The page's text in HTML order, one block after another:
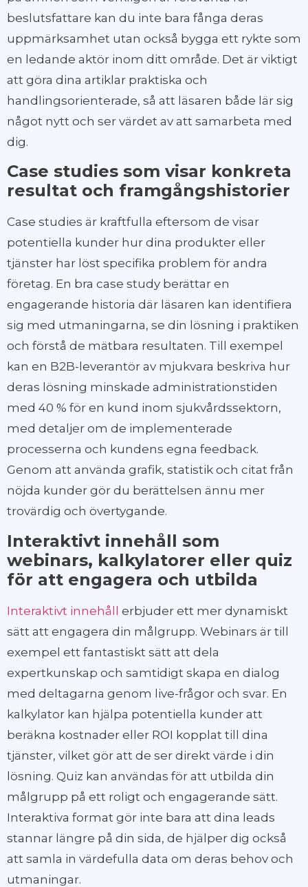
beslutsfattare kan du inte bara fånga deras
uppmärksamhet utan också bygga ett rykte som
en ledande aktör inom ditt område. Det är viktigt
att göra dina artiklar praktiska och
handlingsorienterade, så att läsaren både lär sig
något nytt och ser värdet av att samarbeta med
dig.
Case studies som visar konkreta
resultat och framgångshistorier
Case studies är kraftfulla eftersom de visar
potentiella kunder hur dina produkter eller
tjänster har löst specifika problem för andra
företag. En bra case study berättar en
engagerande historia där läsaren kan identifiera
sig med utmaningarna, se din lösning i praktiken
och förstå de mätbara resultaten. Till exempel
kan en B2B-leverantör av mjukvara beskriva hur
deras lösning minskade administrationstiden
med 40 % för en kund inom sjukvårdssektorn,
med detaljer om de implementerade
processerna och kundens egna feedback.
Genom att använda grafik, statistik och citat från
nöjda kunder gör du berättelsen ännu mer
trovärdig och övertygande.
Interaktivt innehåll som
webinars, kalkylatorer eller quiz
för att engagera och utbilda
Interaktivt innehåll erbjuder ett mer dynamiskt
sätt att engagera din målgrupp. Webinars är till
exempel ett fantastiskt sätt att dela
expertkunskap och samtidigt skapa en dialog
med deltagarna genom live-frågor och svar. En
kalkylator kan hjälpa potentiella kunder att
beräkna kostnader eller ROI kopplat till dina
tjänster, vilket gör att de ser direkt värde i din
lösning. Quiz kan användas för att utbilda din
målgrupp på ett roligt och engagerande sätt.
Interaktiva format gör inte bara att dina leads
stannar längre på din sida, de hjälper dig också
att samla in värdefulla data om deras behov och
utmaningar.